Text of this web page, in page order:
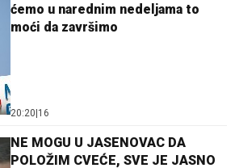
ćemo u narednim nedeljama to
moći da završimo
20:20 16
NE MOGU U JASENOVAC DA
POLOŽIM CVEĆE, SVE JE JASNO